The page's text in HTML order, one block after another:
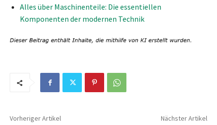
Alles über Maschinenteile: Die essentiellen
Komponenten der modernen Technik
Vorheriger Artikel Nächster Artikel